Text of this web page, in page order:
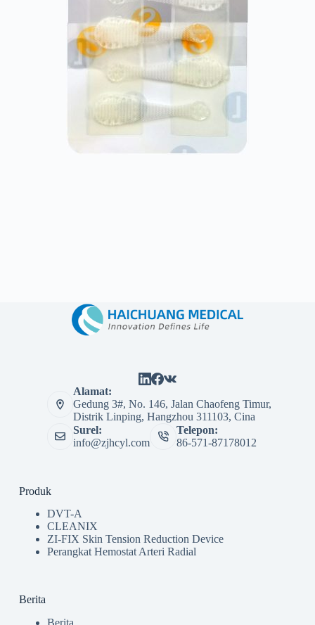
Alamat:
Gedung 3#, No. 146, Jalan Chaofeng Timur,
Distrik Linping, Hangzhou 311103, Cina
Surel:
info@zjhcyl.com
Telepon:
86-571-87178012
Produk
DVT-A
CLEANIX
ZI-FIX Skin Tension Reduction Device
Perangkat Hemostat Arteri Radial
Berita